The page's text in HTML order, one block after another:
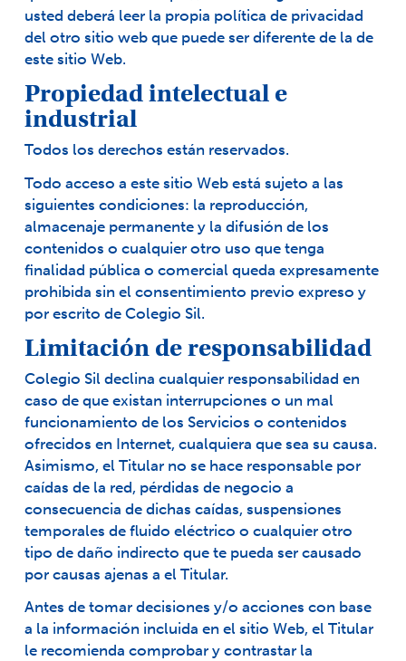
usted deberá leer la propia política de privacidad
del otro sitio web que puede ser diferente de la de
este sitio Web.
Propiedad intelectual e
industrial
Todos los derechos están reservados.
Todo acceso a este sitio Web está sujeto a las
siguientes condiciones: la reproducción,
almacenaje permanente y la difusión de los
contenidos o cualquier otro uso que tenga
finalidad pública o comercial queda expresamente
prohibida sin el consentimiento previo expreso y
por escrito de Colegio Sil.
Limitación de responsabilidad
Colegio Sil declina cualquier responsabilidad en
caso de que existan interrupciones o un mal
funcionamiento de los Servicios o contenidos
ofrecidos en Internet, cualquiera que sea su causa.
Asimismo, el Titular no se hace responsable por
caídas de la red, pérdidas de negocio a
consecuencia de dichas caídas, suspensiones
temporales de fluido eléctrico o cualquier otro
tipo de daño indirecto que te pueda ser causado
por causas ajenas a el Titular.
Antes de tomar decisiones y/o acciones con base
a la información incluida en el sitio Web, el Titular
le recomienda comprobar y contrastar la